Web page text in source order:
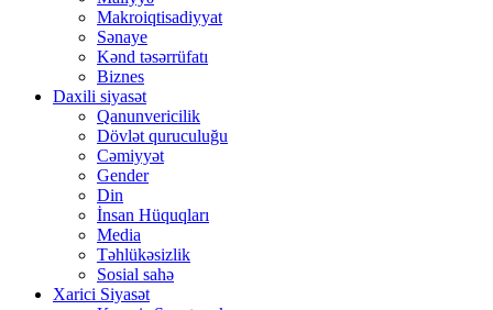
Makroiqtisadiyyat
Sənaye
Kənd təsərrüfatı
Biznes
Daxili siyasət
Qanunvericilik
Dövlət quruculuğu
Cəmiyyət
Gender
Din
İnsan Hüquqları
Media
Təhlükəsizlik
Sosial sahə
Xarici Siyasət